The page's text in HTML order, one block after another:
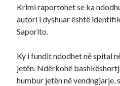
Krimi raportohet se ka
autori i dyshuar është
Saporito.
Ky i fundit ndodhet në spital
jetën. Ndërkohë
humbur jetën në vendngjarje,